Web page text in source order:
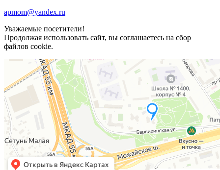
apmom@yandex.ru
Уважаемые посетители!
Продолжая использовать сайт, вы соглашаетесь на сбор
файлов cookie.